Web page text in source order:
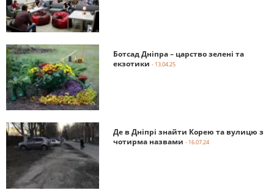
Ботсад Дніпра – царство зелені та
екзотики - 13.04.25
Де в Дніпрі знайти Корею та вулицю з
чотирма назвами - 16.07.24